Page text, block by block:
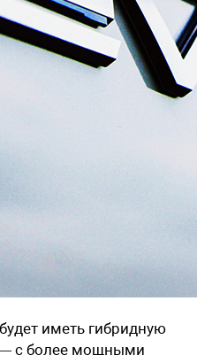
иметь гибридную
— с более мощными